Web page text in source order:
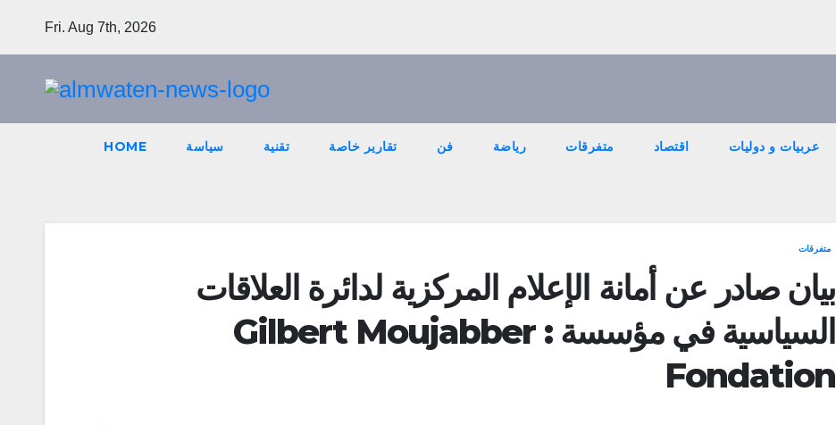
Fri. Aug 7th, 2026
HOME سياسة تقنية تقارير خاصة فن رياضة متفرقات اقتصاد عربيات و دوليات
متفرقات
بيان صادر عن أمانة الإعلام المركزية لدائرة العلاقات
السياسية في مؤسسة : Gilbert Moujabber
Fondation